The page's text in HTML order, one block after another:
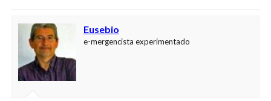
Eusebio
e-mergencista experimentado